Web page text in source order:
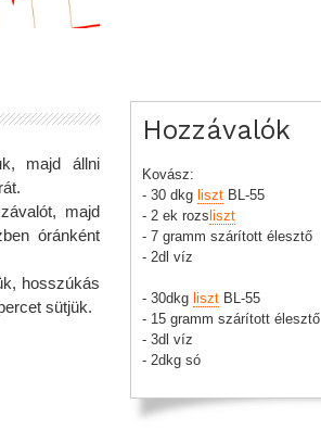
majd állni
majd
óránként
hosszúkás
sütjük.
Hozzávalók
Kovász:
- 30 dkg lisztBL-55
- 2 ek rozs liszt
- 7 gramm szárított élesztő
- 2dl víz
- 30dkg lisztBL-55
- 15 gramm szárított élesztő
- 3dl víz
- 2dkg só